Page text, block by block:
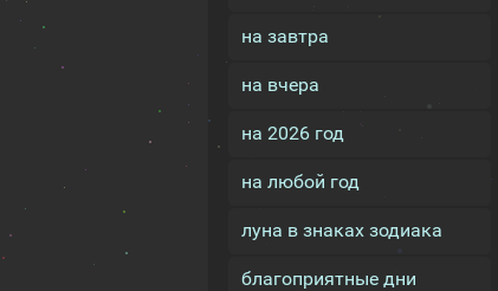
на завтра
на вчера
на 2026 год
на любой год
луна в знаках зодиака
благоприятные дни